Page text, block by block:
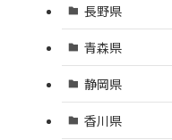
長野県
青森県
静岡県
香川県